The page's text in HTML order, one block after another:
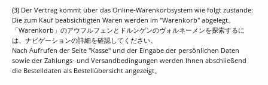
(3) Der Vertrag kommt über das Online-Warenkorbsystem wie folgt zustande:
Die zum Kauf beabsichtigten Waren werden im "Warenkorb" abgelegt。
「Warenkorb」のアウフルフェンとドルンゲンのヴォルネーメンを探索するに
は、ナビゲーションの詳細を確認してください。
Nach Aufrufen der Seite "Kasse" und der Eingabe der persönlichen Daten
sowie der Zahlungs- und Versandbedingungen werden Ihnen abschließend
die Bestelldaten als Bestellübersicht angezeigt。